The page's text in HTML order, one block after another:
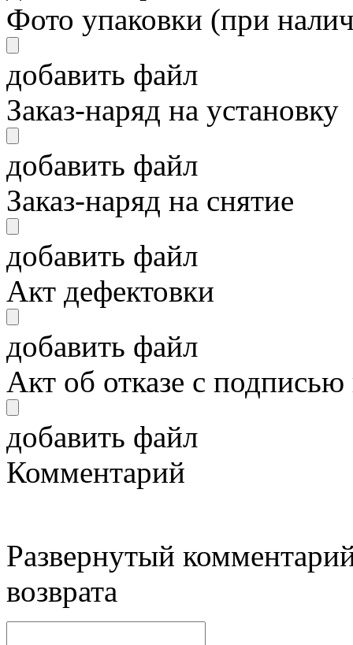
Фото упаковки (при
добавить файл
Заказ-наряд на установку
добавить файл
Заказ-наряд на снятие
добавить файл
Акт дефектовки
добавить файл
Акт об отказе с
добавить файл
Комментарий
Развернутый
возврата